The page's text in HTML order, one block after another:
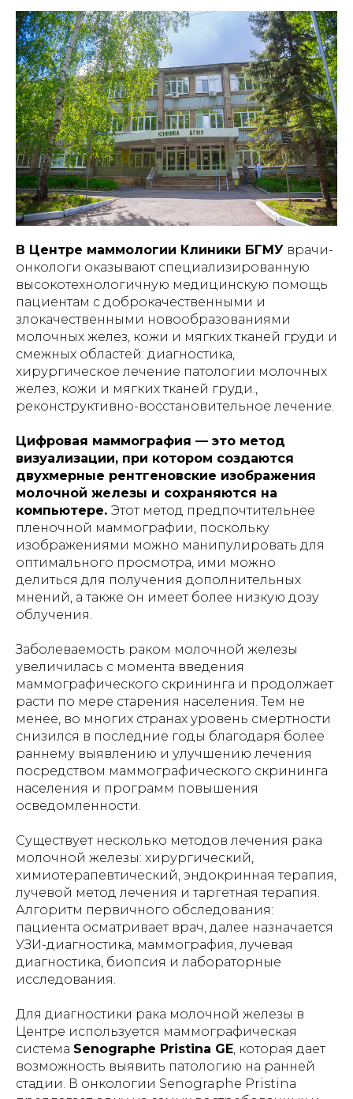
В Центре маммологии Клиники БГМУ врачи-
онкологи оказывают специализированную
высокотехнологичную медицинскую помощь
пациентам с доброкачественными и
злокачественными новообразованиями
молочных желез, кожи и мягких тканей груди и
смежных областей: диагностика,
хирургическое лечение патологии молочных
желез, кожи и мягких тканей груди.,
реконструктивно-восстановительное лечение.
Цифровая маммография — это метод
визуализации, при котором создаются
двухмерные рентгеновские изображения
молочной железы и сохраняются на
компьютере. Этот метод предпочтительнее
пленочной маммографии, поскольку
изображениями можно манипулировать для
оптимального просмотра, ими можно
делиться для получения дополнительных
мнений, а также он имеет более низкую дозу
облучения.
Заболеваемость раком молочной железы
увеличилась с момента введения
маммографического скрининга и продолжает
расти по мере старения населения. Тем не
менее, во многих странах уровень смертности
снизился в последние годы благодаря более
раннему выявлению и улучшению лечения
посредством маммографического скрининга
населения и программ повышения
осведомленности.
Существует несколько методов лечения рака
молочной железы: хирургический,
химиотерапевтический, эндокринная терапия,
лучевой метод лечения и таргетная терапия.
Алгоритм первичного обследования:
пациента осматривает врач, далее назначается
УЗИ-диагностика, маммография, лучевая
диагностика, биопсия и лабораторные
исследования.
Для диагностики рака молочной железы в
Центре используется маммографическая
система Senographe Pristina GE , которая дает
возможность выявить патологию на ранней
стадии. В онкологии Senographe Pristina